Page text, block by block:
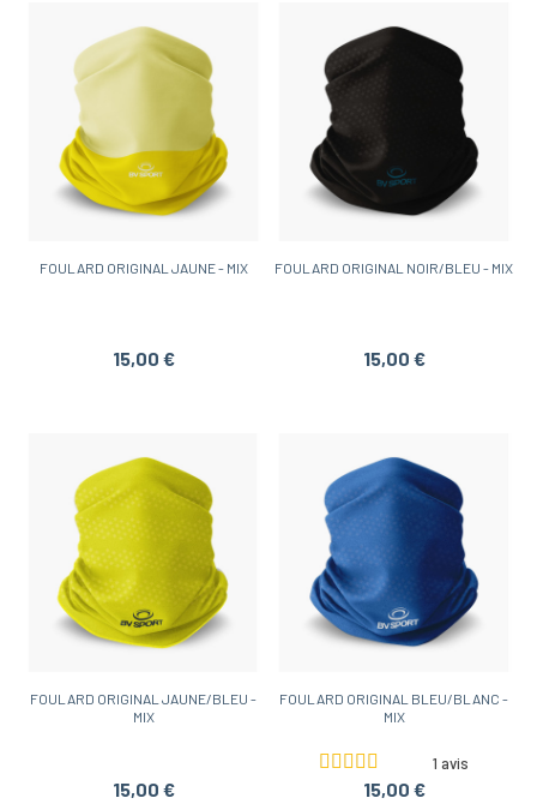
FOULARD ORIGINAL JAUNE - MIX
15,00 €
FOULARD ORIGINAL NOIR/BLEU - MIX
15,00 €
FOULARD ORIGINAL JAUNE/BLEU -
MIX
15,00 €
FOULARD ORIGINAL BLEU/BLANC -
MIX
1 avis
15,00 €